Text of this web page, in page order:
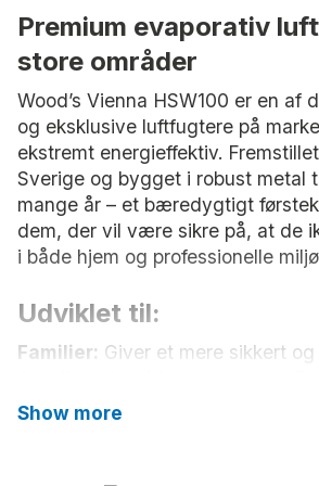
Premium evaporativ
store områder
Wood’s Vienna HSW100 er en af
og eksklusive luftfugtere på
ekstremt energieffektiv.
Sverige og bygget i robust metal
mange år – et bæredygtigt
dem, der vil være sikre på, at de
i både hjem og professionelle
Udviklet til:
Familier: Giver et mere sikkert og
lindrer effektivt tør og sprukken
Show more